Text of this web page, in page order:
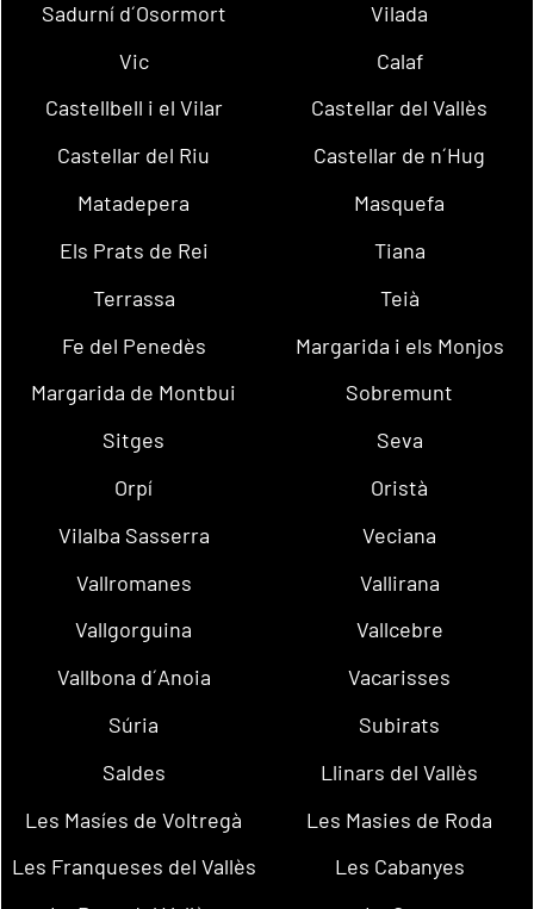
Sadurní d´Osormort
Vilada
Vic
Calaf
Castellbell i el Vilar
Castellar del Vallès
Castellar del Riu
Castellar de n´Hug
Matadepera
Masquefa
Els Prats de Rei
Tiana
Terrassa
Teià
Fe del Penedès
Margarida i els Monjos
Margarida de Montbui
Sobremunt
Sitges
Seva
Orpí
Oristà
Vilalba Sasserra
Veciana
Vallromanes
Vallirana
Vallgorguina
Vallcebre
Vallbona d´Anoia
Vacarisses
Súria
Subirats
Saldes
Llinars del Vallès
Les Masíes de Voltregà
Les Masies de Roda
Les Franqueses del Vallès
Les Cabanyes